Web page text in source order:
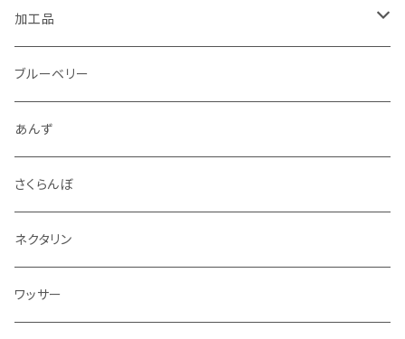
1.5kg～2kg
2.5kg～3kg
4.5kg～5kg
9kg～10kg
シナノリップ
サンつがる
秋映
シナノスイート
紅玉
シナノゴールド
加工品
ジュース
ジャム
スパイス
ドライフルーツ
アルコール
ブルーベリー
あんず
さくらんぼ
ネクタリン
ワッサー